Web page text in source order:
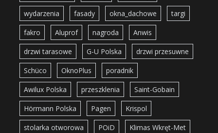
wydarzenia fasady okna_dachowe targi
fakro Aluprof nagroda Anwis
drzwi tarasowe G-U Polska drzwi przesuwne
Schüco OknoPlus poradnik
Awilux Polska przeszklenia Saint-Gobain
Hörmann Polska Pagen Krispol
stolarka otworowa POiD Klimas Wkręt-Met